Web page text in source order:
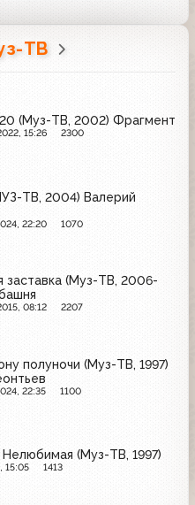
ТВ
(Муз-ТВ, 2002) Фрагмент
15:26 2300
ТВ, 2004) Валерий
22:20 1070
заставка (Муз-ТВ, 2006-
08:12 2207
полуночи (Муз-ТВ, 1997)
22:35 1100
(Муз-ТВ, 1997)
15:05 1413